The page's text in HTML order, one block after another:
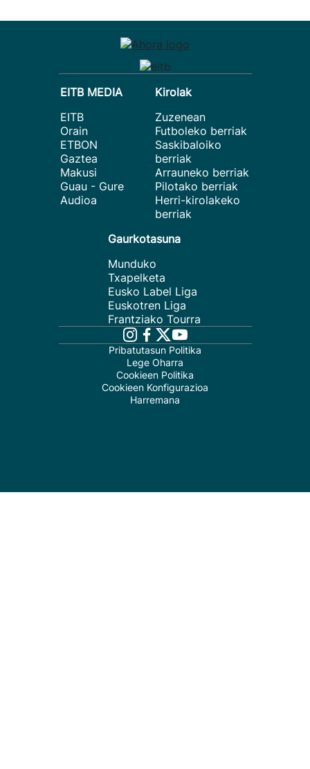
EITB MEDIA
EITB
Orain
ETBON
Gaztea
Makusi
Guau - Gure
Audioa
Kirolak
Zuzenean
Futboleko berriak
Saskibaloiko
berriak
Arrauneko berriak
Pilotako berriak
Herri-kirolakeko
berriak
Gaurkotasuna
Munduko
Txapelketa
Eusko Label Liga
Euskotren Liga
Frantziako Tourra
Pribatutasun Politika
Lege Oharra
Cookieen Politika
Cookieen Konfigurazioa
Harremana